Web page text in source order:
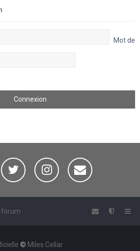
Mot de
forum
© Miles Cellar